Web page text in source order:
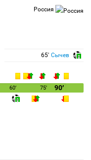
Россия
65′ Сычев
60′ 75′ 90′